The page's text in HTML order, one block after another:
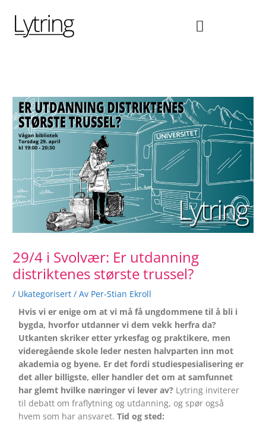
29/4 i Svolvær: Er utdanning
distriktenes største trussel?
/ Ukategorisert / Av Per-Stian Ekroll
Hvis vi er enige om at vi må få ungdommene til å bli i
bygda, hvorfor utdanner vi dem vekk herfra da?
Utkanten skriker etter yrkesfag og praktikere, men
videregående skole leder nesten halvparten inn mot
akademia og byene. Er det fordi studiespesialisering er
det aller billigste, eller handler det om at samfunnet
har glemt hvilke næringer vi lever av? Lytring inviterer
til debatt om fraflytning og utdanning, og spør også
hvem som har ansvaret.Tid og sted: